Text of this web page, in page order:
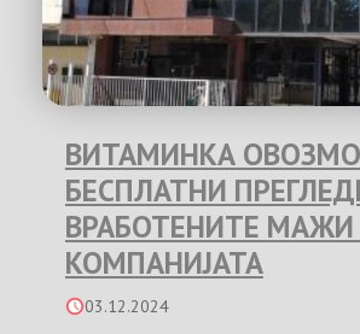
ВИТАМИНКА
БЕСПЛАТНИ
ВРАБОТЕНИТЕ МАЖИ
КОМПАНИЈАТА
03.12.2024